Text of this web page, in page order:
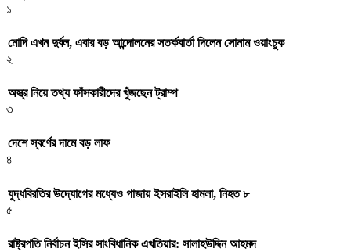
১
মোদি এখন দুর্বল, এবার বড় আন্দোলনের সতর্কবার্তা দিলেন সোনাম ওয়াংচুক
২
অস্ত্র নিয়ে তথ্য ফাঁসকারীদের খুঁজছেন ট্রাম্প
৩
দেশে স্বর্ণের দামে বড় লাফ
৪
যুদ্ধবিরতির উদ্যোগের মধ্যেও গাজায় ইসরাইলি হামলা, নিহত ৮
৫
রাষ্ট্রপতি নির্বাচন ইসির সাংবিধানিক এখতিয়ার: সালাহউদ্দিন আহমদ